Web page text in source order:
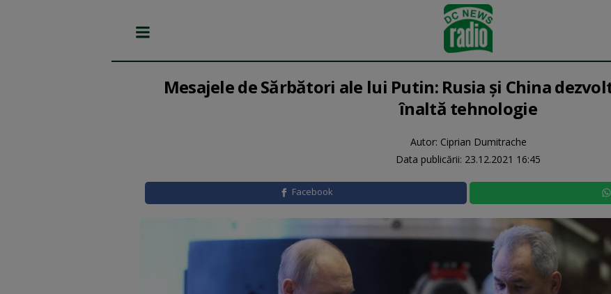
Mesajele de Sărbători ale lui Putin: Rusia şi China
înaltă tehnologie
Autor: Ciprian Dumitrache
Data publicării: 23.12.2021 16:45
Facebook